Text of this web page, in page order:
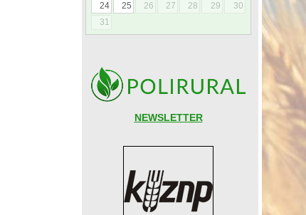
24
25 26 27 28 29
30
31
NEWSLETTER